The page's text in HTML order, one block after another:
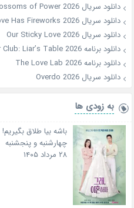
دانلود سریال Blossoms of Power 2026
دانلود سریال Love Has Fireworks 2026
دانلود سریال Our Sticky Love 2026
دانلود برنامه Murder Club: Liar’s Table 2026
دانلود برنامه The Love Lab 2026
دانلود سریال Overdo 2026
به زودی ها
باشه بیا طلاق بگیریم!
چهارشنبه و پنجشنبه
۲۸ مرداد ۱۴۰۵